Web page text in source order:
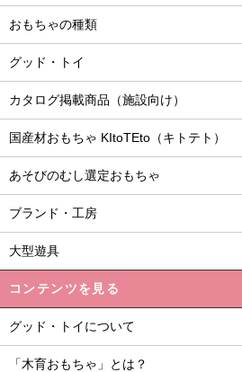
おもちゃの種類
グッド・トイ
カタログ掲載商品（施設向け）
国産材おもちゃ KItoTEto（キトテト）
あそびのむし選定おもちゃ
ブランド・工房
大型遊具
コンテンツを見る
グッド・トイについて
「木育おもちゃ」とは？